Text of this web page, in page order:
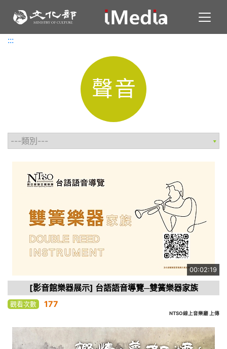
:::
:::
聲音
00:02:19
[影音館樂器展示] 台語語音導覽─雙簧樂器家族
觀看次數 177
NTSO線上音樂廳 上傳